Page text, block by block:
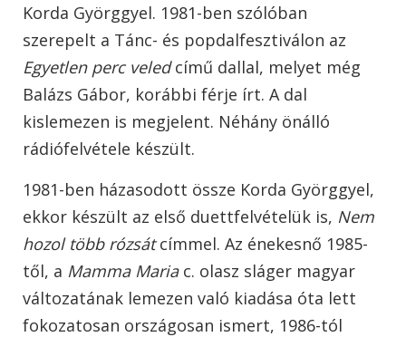
Korda Györggyel. 1981-ben szólóban
szerepelt a Tánc- és popdalfesztiválon az
Egyetlen perc veledcímű dallal, melyet még
Balázs Gábor, korábbi férje írt. A dal
kislemezen is megjelent. Néhány önálló
rádiófelvétele készült.
1981-ben házasodott össze Korda Györggyel,
ekkor készült az első duettfelvételük is, Nem
hozol több rózsátcímmel. Az énekesnő 1985-
től, a Mamma Mariac. olasz sláger magyar
változatának lemezen való kiadása óta lett
fokozatosan országosan ismert, 1986-tól